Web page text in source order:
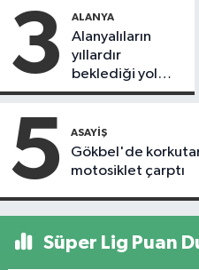
3 ALANYA
Alanyalıların
yıllardır
beklediği yol
askıdan döndü
5 ASAYIŞ
Gökbel'de
motosiklet çarptı
Süper Lig Puan